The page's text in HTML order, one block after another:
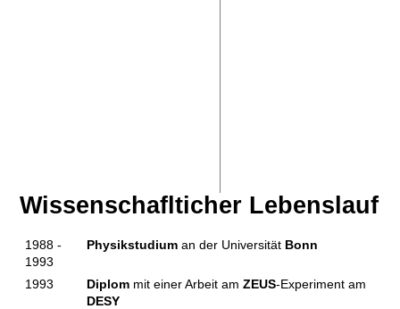
Wissenschaflticher Lebenslauf
1988 -
1993
Physikstudium an der Universität Bonn
1993 Diplom mit einer Arbeit amZEUS-Experiment am
DESY